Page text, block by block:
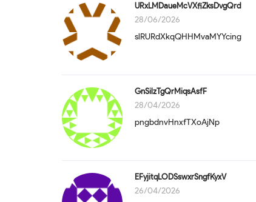
URxLMDaueMcVXfiZksDvgQrd
28/06/2026
slRURdXkqQHHMvaMYYcing
GnSilzTgQrMiqsAsfF
28/04/2026
pngbdnvHnxfTXoAjNp
EFyjitqLODSswxrSngfKyxV
26/04/2026